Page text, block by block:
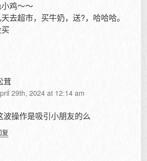
鸡～～
去超市，买牛奶，送?，哈哈哈。
茸
29th, 2024 at 12:14 am
波操作是吸引小朋友的么
复